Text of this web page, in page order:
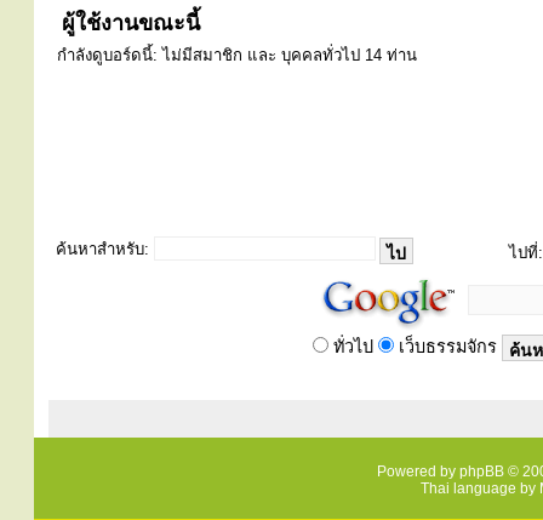
ผู้ใช้งานขณะนี้
กำลังดูบอร์ดนี้: ไม่มีสมาชิก และ บุคคลทั่วไป 14 ท่าน
ค้นหาสำหรับ: ไปที่:
ทั่วไป เว็บธรรมจักร
Powered by phpBB ©
Thai language by